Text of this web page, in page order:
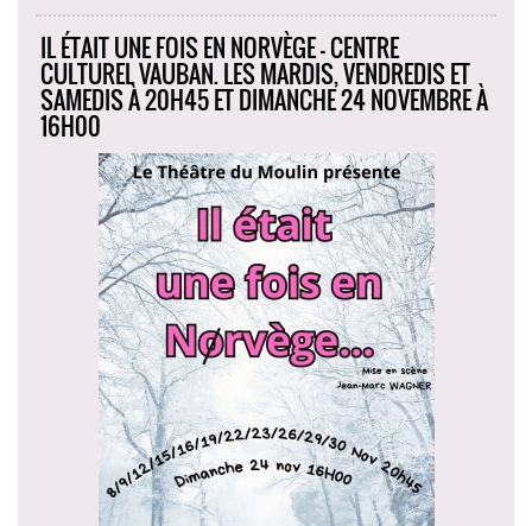
IL ÉTAIT UNE FOIS EN NORVÈGE - CENTRE
CULTUREL VAUBAN. LES MARDIS, VENDREDIS ET
SAMEDIS À 20H45 ET DIMANCHE 24 NOVEMBRE À
16H00